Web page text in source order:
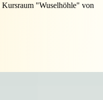
Kursraum "Wuselhöhle" von